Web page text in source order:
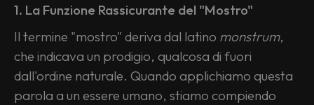
1. La Funzione Rassicurante del "Mostro"
Il termine "mostro" deriva dal latino monstrum,
che indicava un prodigio, qualcosa di fuori
dall'ordine naturale. Quando applichiamo questa
parola a un essere umano, stiamo compiendo